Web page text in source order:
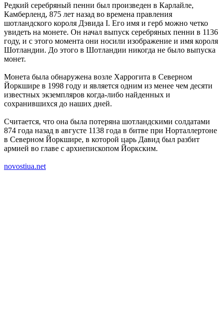
Редкий серебряный пенни был произведен в Карлайле,
Камберленд, 875 лет назад во времена правления
шотландского короля Дэвида I. Его имя и герб можно четко
увидеть на монете. Он начал выпуск серебряных пенни в 1136
году, и с этого момента они носили изображение и имя короля
Шотландии. До этого в Шотландии никогда не было выпуска
монет.
Монета была обнаружена возле Харрогита в Северном
Йоркшире в 1998 году и является одним из менее чем десяти
известных экземпляров когда-либо найденных и
сохранившихся до наших дней.
Считается, что она была потеряна шотландскими солдатами
874 года назад в августе 1138 года в битве при Норталлертоне
в Северном Йоркшире, в которой царь Давид был разбит
армией во главе с архиепископом Йоркским.
novostiua.net